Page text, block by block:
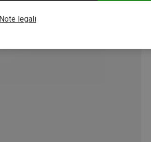
Note legali